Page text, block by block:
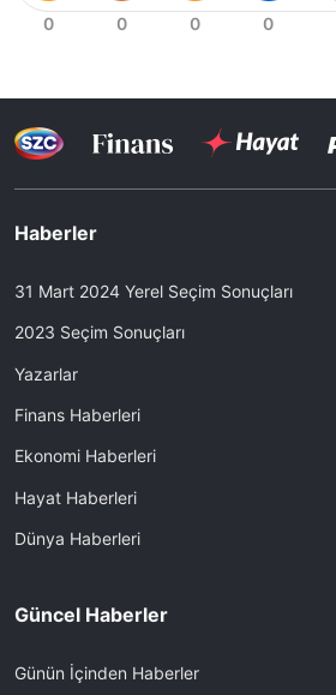
Haberler
31 Mart 2024 Yerel Seçim Sonuçları
2023 Seçim Sonuçları
Yazarlar
Finans Haberleri
Ekonomi Haberleri
Hayat Haberleri
Dünya Haberleri
Güncel Haberler
Günün İçinden Haberler